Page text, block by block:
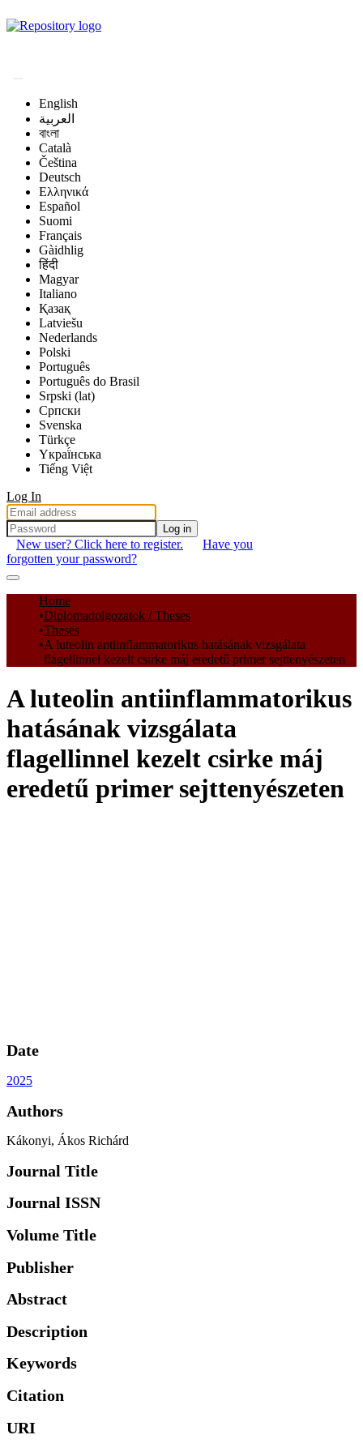
English
العربية
বাংলা
Català
Čeština
Deutsch
Ελληνικά
Español
Suomi
Français
Gàidhlig
हिंदी
Magyar
Italiano
Қазақ
Latviešu
Nederlands
Polski
Português
Português do Brasil
Srpski (lat)
Српски
Svenska
Türkçe
Yкраї́нська
Tiếng Việt
Log In
Log in
New user? Click here to register.
Have you
forgotten your password?
Communities & Collections
All of DSpace
Statistics
Home
Diplomadolgozatok / Theses
Theses
A luteolin antiinflammatorikus hatásának vizsgálata
flagellinnel kezelt csirke máj eredetű primer sejttenyészeten
A luteolin antiinflammatorikus
hatásának vizsgálata
flagellinnel kezelt csirke máj
eredetű primer sejttenyészeten
Date
2025
Authors
Kákonyi, Ákos Richárd
Journal Title
Journal ISSN
Volume Title
Publisher
Abstract
Description
Keywords
Citation
URI